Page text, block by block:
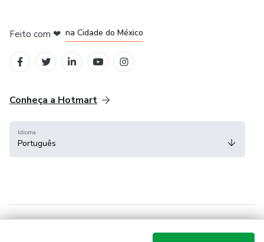
Feito com ❤ na Cidade do México
Conheça a Hotmart
Idioma
Português